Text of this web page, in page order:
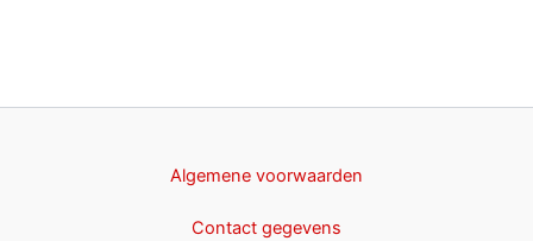
Algemene voorwaarden
Contact gegevens